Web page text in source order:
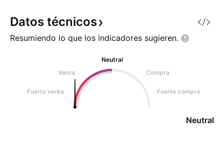
Datos técnicos
Resumiendo lo que los indicadores sugieren.
Neutral
Venta
Compra
Fuerte venta Fuerte compra
Neutral